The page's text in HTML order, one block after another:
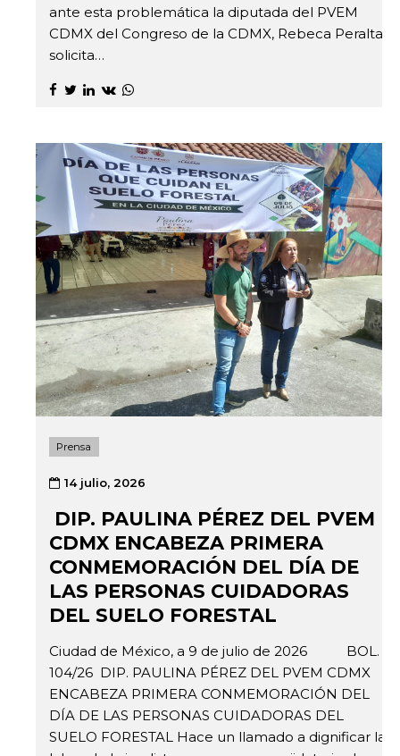
ante esta problemática la diputada del PVEM
CDMX del Congreso de la CDMX, Rebeca Peralta,
solicita…
Prensa
14 julio, 2026
DIP. PAULINA PÉREZ DEL PVEM
CDMX ENCABEZA PRIMERA
CONMEMORACIÓN DEL DÍA DE
LAS PERSONAS CUIDADORAS
DEL SUELO FORESTAL
Ciudad de México, a 9 de julio de 2026 BOL.
104/26 DIP. PAULINA PÉREZ DEL PVEM CDMX
ENCABEZA PRIMERA CONMEMORACIÓN DEL
DÍA DE LAS PERSONAS CUIDADORAS DEL
SUELO FORESTAL Hace un llamado a dignificar la